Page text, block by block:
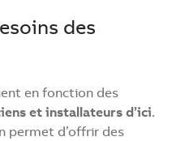
des
en fonction des
et installateurs d’ici.
permet d’offrir des